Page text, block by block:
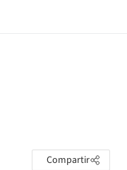
Compartir